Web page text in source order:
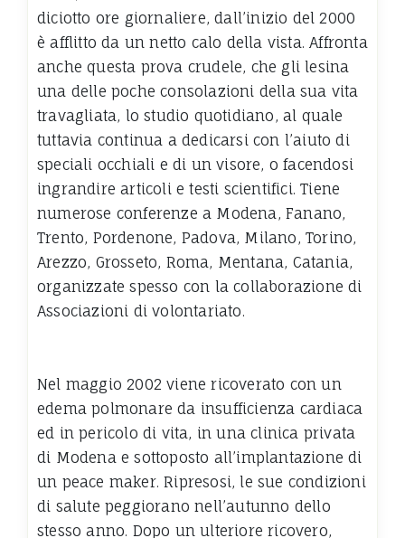
diciotto ore giornaliere, dall’inizio del 2000
è afflitto da un netto calo della vista. Affronta
anche questa prova crudele, che gli lesina
una delle poche consolazioni della sua vita
travagliata, lo studio quotidiano, al quale
tuttavia continua a dedicarsi con l’aiuto di
speciali occhiali e di un visore, o facendosi
ingrandire articoli e testi scientifici. Tiene
numerose conferenze a Modena, Fanano,
Trento, Pordenone, Padova, Milano, Torino,
Arezzo, Grosseto, Roma, Mentana, Catania,
organizzate spesso con la collaborazione di
Associazioni di volontariato.
Nel maggio 2002 viene ricoverato con un
edema polmonare da insufficienza cardiaca
ed in pericolo di vita, in una clinica privata
di Modena e sottoposto all’implantazione di
un peace maker. Ripresosi, le sue condizioni
di salute peggiorano nell’autunno dello
stesso anno. Dopo un ulteriore ricovero,